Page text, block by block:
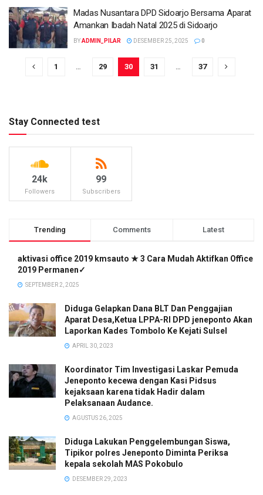
Madas Nusantara DPD Sidoarjo Bersama Aparat
Amankan Ibadah Natal 2025 di Sidoarjo
BYADMIN_PILAR DESEMBER 25, 2025 0
1 … 29 30 31 … 37
Stay Connected test
24k
Followers
99
Subscribers
Trending Comments Latest
aktivasi office 2019 kmsauto ★ 3 Cara Mudah Aktifkan Office
2019 Permanen✓
SEPTEMBER 2, 2025
Diduga Gelapkan Dana BLT Dan Penggajian
Aparat Desa,Ketua LPPA-RI DPD jeneponto Akan
Laporkan Kades Tombolo Ke Kejati Sulsel
APRIL 30, 2023
Koordinator Tim Investigasi Laskar Pemuda
Jeneponto kecewa dengan Kasi Pidsus
kejaksaan karena tidak Hadir dalam
Pelaksanaan Audance.
AGUSTUS 26, 2025
Diduga Lakukan Penggelembungan Siswa,
Tipikor polres Jeneponto Diminta Periksa
kepala sekolah MAS Pokobulo
DESEMBER 29, 2023